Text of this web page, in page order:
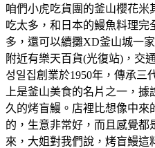
咱們小虎吃貨團的釜山櫻花
吃太多，和日本的鰻魚料理完
多，還可以續攤XD釜山城一
附近有樂天百貨(光復站)，交
성일집創業於1950年，傳承
上是釜山美食的名片之一，
久的烤盲鰻。店裡比想像中來
的，生意非常好，而且感覺都
來，大姐對我們說，烤盲鰻這